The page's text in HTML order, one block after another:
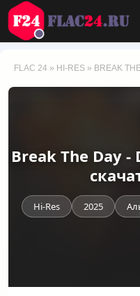
FLAC 24 » HI-RES » BREAK
Break The Day -
Hi-Res 2025